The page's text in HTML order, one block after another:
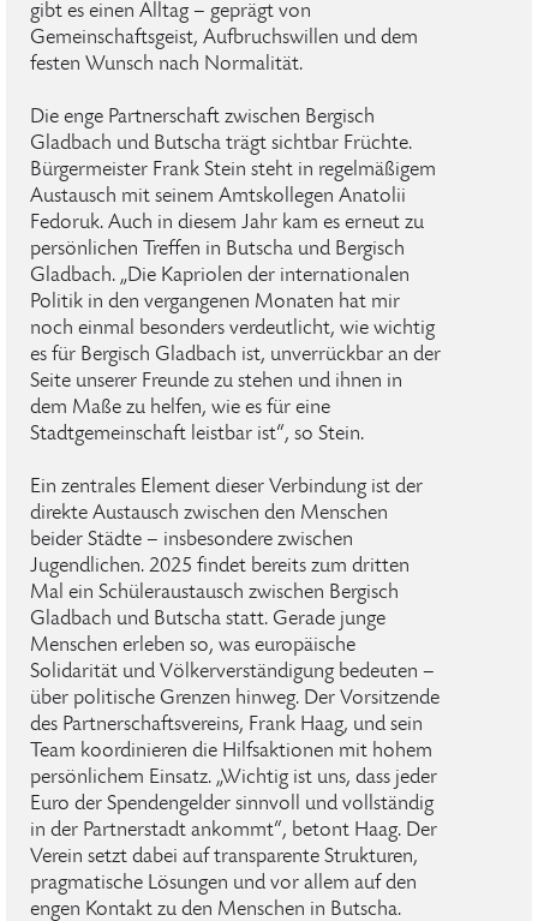
gibt es einen Alltag – geprägt von
Gemeinschaftsgeist, Aufbruchswillen und dem
festen Wunsch nach Normalität.
Die enge Partnerschaft zwischen Bergisch
Gladbach und Butscha trägt sichtbar Früchte.
Bürgermeister Frank Stein steht in regelmäßigem
Austausch mit seinem Amtskollegen Anatolii
Fedoruk. Auch in diesem Jahr kam es erneut zu
persönlichen Treffen in Butscha und Bergisch
Gladbach. „Die Kapriolen der internationalen
Politik in den vergangenen Monaten hat mir
noch einmal besonders verdeutlicht, wie wichtig
es für Bergisch Gladbach ist, unverrückbar an der
Seite unserer Freunde zu stehen und ihnen in
dem Maße zu helfen, wie es für eine
Stadtgemeinschaft leistbar ist“, so Stein.
Ein zentrales Element dieser Verbindung ist der
direkte Austausch zwischen den Menschen
beider Städte – insbesondere zwischen
Jugendlichen. 2025 findet bereits zum dritten
Mal ein Schüleraustausch zwischen Bergisch
Gladbach und Butscha statt. Gerade junge
Menschen erleben so, was europäische
Solidarität und Völkerverständigung bedeuten –
über politische Grenzen hinweg. Der Vorsitzende
des Partnerschaftsvereins, Frank Haag, und sein
Team koordinieren die Hilfsaktionen mit hohem
persönlichem Einsatz. „Wichtig ist uns, dass jeder
Euro der Spendengelder sinnvoll und vollständig
in der Partnerstadt ankommt“, betont Haag. Der
Verein setzt dabei auf transparente Strukturen,
pragmatische Lösungen und vor allem auf den
engen Kontakt zu den Menschen in Butscha.